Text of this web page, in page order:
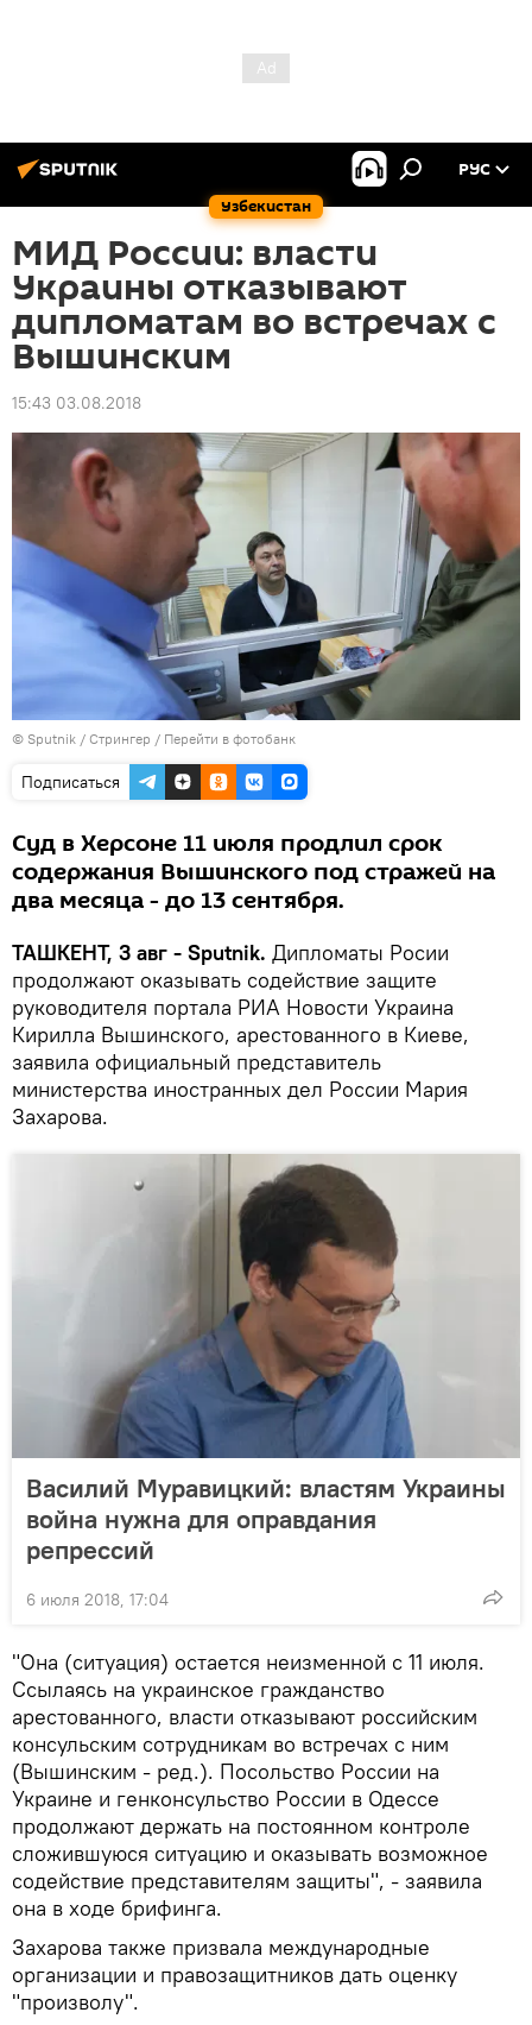
Узбекистан
РУС
МИД России: власти
Украины отказывают
дипломатам во встречах с
Вышинским
15:43 03.08.2018
© Sputnik / Стрингер / Перейти в фотобанк
Подписаться
Суд в Херсоне 11 июля продлил срок
содержания Вышинского под стражей на
два месяца - до 13 сентября.
ТАШКЕНТ, 3 авг - Sputnik. Дипломаты Росии
продолжают оказывать содействие защите
руководителя портала РИА Новости Украина
Кирилла Вышинского, арестованного в Киеве,
заявила официальный представитель
министерства иностранных дел России Мария
Захарова.
Василий Муравицкий: властям Украины
война нужна для оправдания
репрессий
6 июля 2018, 17:04
"Она (ситуация) остается неизменной с 11 июля.
Ссылаясь на украинское гражданство
арестованного, власти отказывают российским
консульским сотрудникам во встречах с ним
(Вышинским - ред.). Посольство России на
Украине и генконсульство России в Одессе
продолжают держать на постоянном контроле
сложившуюся ситуацию и оказывать возможное
содействие представителям защиты", - заявила
она в ходе брифинга.
Захарова также призвала международные
организации и правозащитников дать оценку
"произволу".